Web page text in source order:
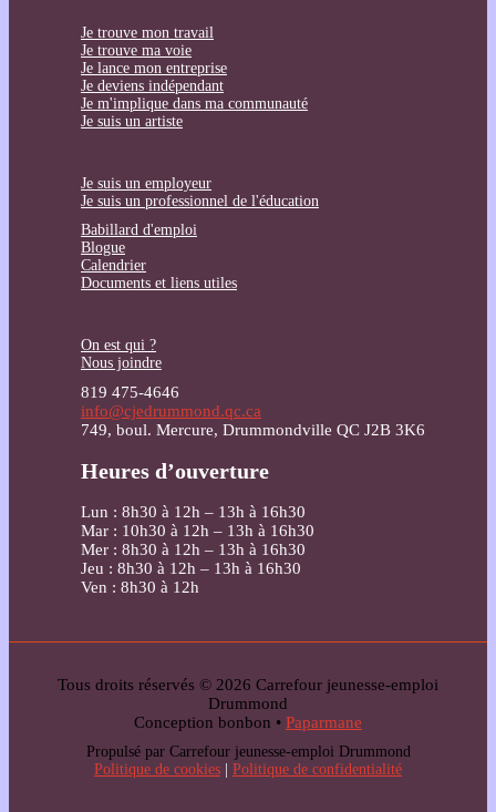
Je trouve mon travail
Je trouve ma voie
Je lance mon entreprise
Je deviens indépendant
Je m'implique dans ma communauté
Je suis un artiste
Je suis un employeur
Je suis un professionnel de l'éducation
Babillard d'emploi
Blogue
Calendrier
Documents et liens utiles
On est qui ?
Nous joindre
819 475-4646
info@cjedrummond.qc.ca
749, boul. Mercure, Drummondville QC J2B 3K6
Heures d’ouverture
Lun : 8h30 à 12h – 13h à 16h30
Mar : 10h30 à 12h – 13h à 16h30
Mer : 8h30 à 12h – 13h à 16h30
Jeu : 8h30 à 12h – 13h à 16h30
Ven : 8h30 à 12h
Tous droits réservés © 2026 Carrefour jeunesse-emploi
Drummond
Conception bonbon • Paparmane
Propulsé par Carrefour jeunesse-emploi Drummond
Politique de cookies | Politique de confidentialité